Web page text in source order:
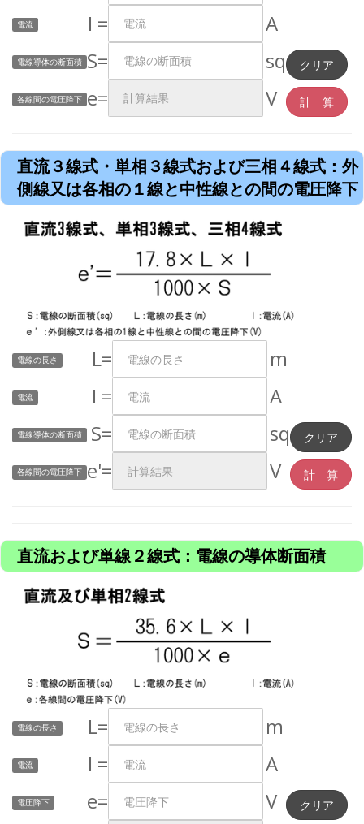
電流 I = A
電線導体の断面積 S= sq
各線間の電圧降下 e= V
直流３線式・単相３線式および三相４線式：外
側線又は各相の１線と中性線との間の電圧降下
電線の長さ L= m
電流 I = A
電線導体の断面積 S= sq
各線間の電圧降下 e'= V
直流および単線２線式：電線の導体断面積
電線の長さ L= m
電流 I = A
電圧降下 e= V